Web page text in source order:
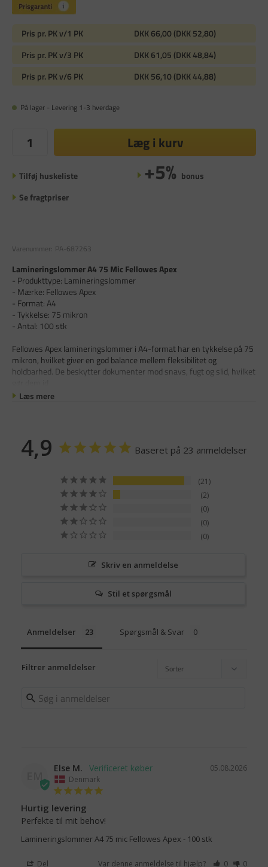
Pris pr. PK v/1 PK
DKK 66,00 (DKK 52,80)
Pris pr. PK v/3 PK
DKK 61,05 (DKK 48,84)
Pris pr. PK v/6 PK
DKK 56,10 (DKK 44,88)
På lager - Levering 1-3 hverdage
Læg i kurv
Tilføj huskeliste +5% bonus
Se fragtpriser
Varenummer: PA-687263
Lamineringslommer A4 75 Mic Fellowes Apex
- Produkttype: Lamineringslommer
- Mærke: Fellowes Apex
- Format: A4
- Tykkelse: 75 mikron
- Antal: 100 stk
Fellowes Apex lamineringslommer i A4-format har en tykkelse på 75
mikron, hvilket giver en god balance mellem fleksibilitet og
holdbarhed. De beskytter dokumenter mod snavs, fugt og slid, hvilket
Læs mere
4,9 Baseret på 23 anmeldelser
21
2
0
0
0
Skriv en anmeldelse
Stil et spørgsmål
Anmeldelser Spørgsmål & Svar
Filtrer anmeldelser
EM
05.08.2026
Else M.
Denmark
Hurtig levering
Perfekte til mit behov!
Lamineringslommer A4 75 mic Fellowes Apex - 100 stk
Del Var denne anmeldelse til hjælp? 0 0